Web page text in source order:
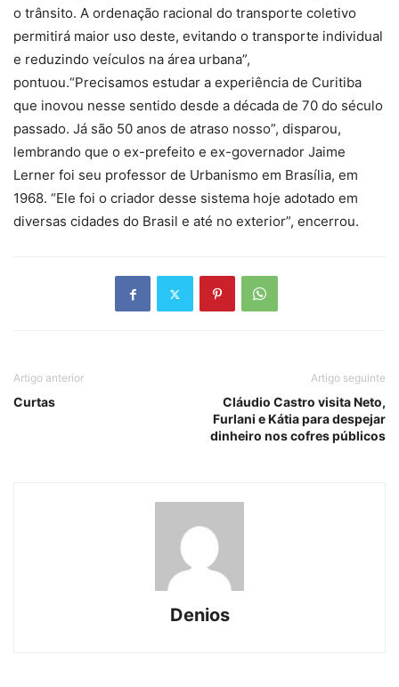
o trânsito. A ordenação racional do transporte coletivo
permitirá maior uso deste, evitando o transporte individual
e reduzindo veículos na área urbana”,
pontuou.“Precisamos estudar a experiência de Curitiba
que inovou nesse sentido desde a década de 70 do século
passado. Já são 50 anos de atraso nosso”, disparou,
lembrando que o ex-prefeito e ex-governador Jaime
Lerner foi seu professor de Urbanismo em Brasília, em
1968. “Ele foi o criador desse sistema hoje adotado em
diversas cidades do Brasil e até no exterior”, encerrou.
Artigo anterior
Curtas
Artigo seguinte
Cláudio Castro visita Neto,
Furlani e Kátia para despejar
dinheiro nos cofres públicos
Denios